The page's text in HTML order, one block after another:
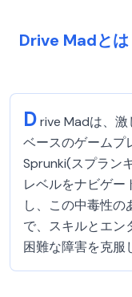
Drive Madと
Drive Madは、
ベースのゲームプ
Sprunki(スプラン
レベルをナビゲー
し、この中毒性の
で、スキルとエン
困難な障害を克服